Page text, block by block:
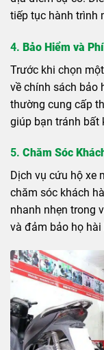
tiếp tục hành trình
4. Bảo Hiểm và
Trước khi chọn
về chính sách bảo
thường cung cấp
giúp bạn tránh bất
5. Chăm Sóc
Dịch vụ cứu hộ xe
chăm sóc khách
nhanh nhẹn trong
và đảm bảo họ